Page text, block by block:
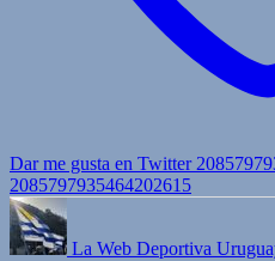
Dar me gusta en Twitter
2085797935464202615
La Web Deportiva